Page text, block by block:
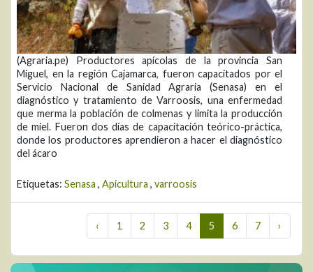
(Agraria.pe) Productores apícolas de la provincia San
Miguel, en la región Cajamarca, fueron capacitados por el
Servicio Nacional de Sanidad Agraria (Senasa) en el
diagnóstico y tratamiento de Varroosis, una enfermedad
que merma la población de colmenas y limita la producción
de miel. Fueron dos días de capacitación teórico-práctica,
donde los productores aprendieron a hacer el diagnóstico
del ácaro
Etiquetas: Senasa , Apicultura , varroosis
‹ 1 2 3 4 5 6 7 ›